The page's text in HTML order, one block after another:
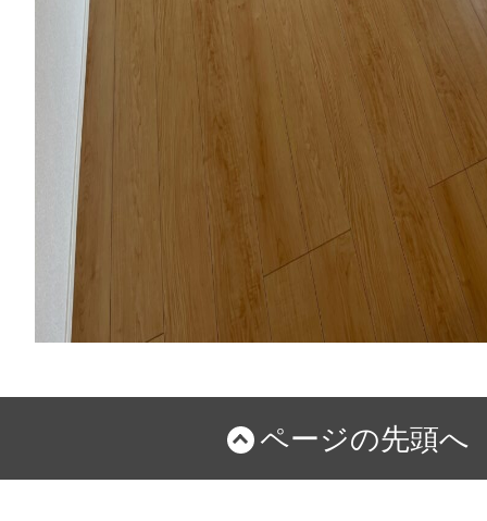
ページの先頭へ